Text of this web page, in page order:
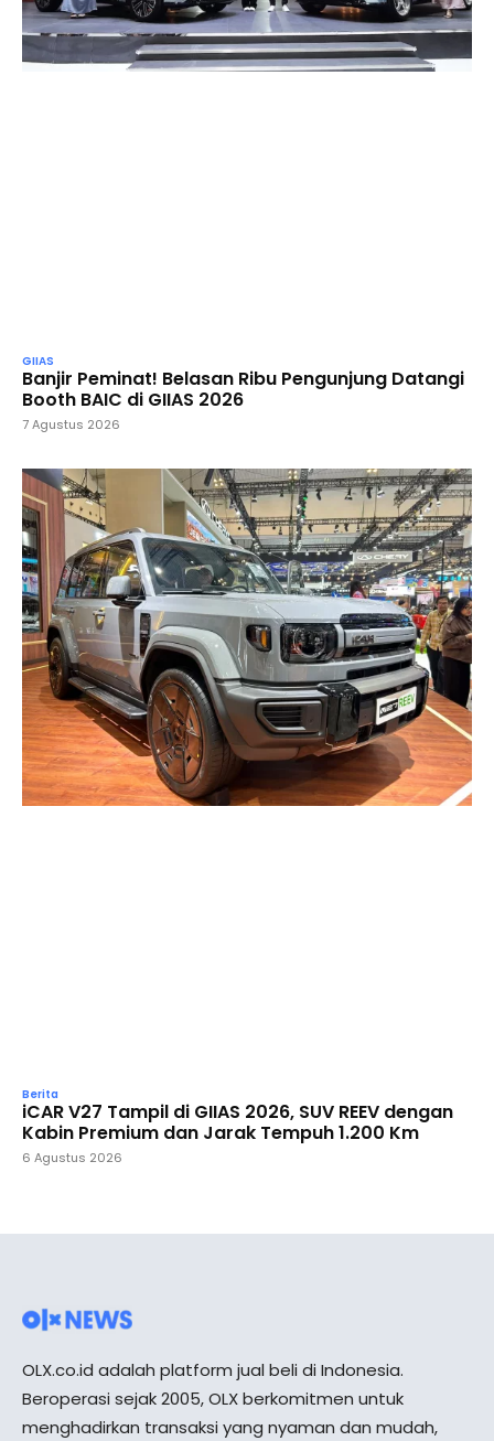
GIIAS
Banjir Peminat! Belasan Ribu Pengunjung Datangi
Booth BAIC di GIIAS 2026
7 Agustus 2026
Berita
iCAR V27 Tampil di GIIAS 2026, SUV REEV dengan
Kabin Premium dan Jarak Tempuh 1.200 Km
6 Agustus 2026
OLX.co.id adalah platform jual beli di Indonesia.
Beroperasi sejak 2005, OLX berkomitmen untuk
menghadirkan transaksi yang nyaman dan mudah,